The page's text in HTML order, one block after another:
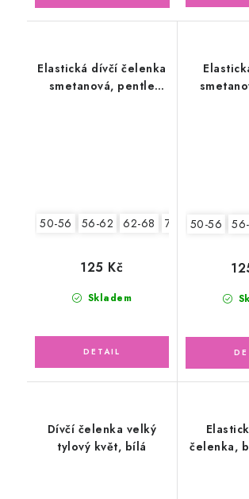
Elastická dívčí čelenka
smetanová, pentle
50-56 56-62 62-68 74-86
Skladem
125 Kč
50-56
Dívčí čelenka velký
tylový květ, bílá
čelenka,